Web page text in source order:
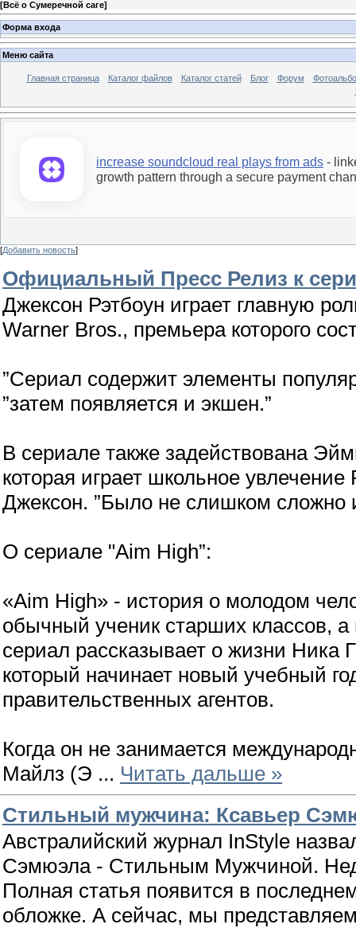
[Всё о Сумеречной саге]
Форма входа
Меню сайта
Главная страница Каталог файлов Каталог статей Блог Форум
increase soundcloud real plays from ads -
growth pattern through a secure payment
[Добавить новость]
Официальный Пресс Релиз к
Джексон Рэтбоун играет главную
Warner Bros., премьера которого
”Сериал содержит элементы
”затем появляется и экшен.”
В сериале также задействована
которая играет школьное
Джексон. ”Было не слишком сложно
О сериале "Aim High”:
«Aim High» - история о молодом
обычный ученик старших классов,
сериал рассказывает о жизни Ника
который начинает новый учебный
правительственных агентов.
Когда он не занимается
Майлз (Э ... Читать дальше »
Стильный мужчина: Ксавьер
Австралийский журнал InStyle
Сэмюэла - Стильным Мужчиной.
Полная статья появится в
обложке. А сейчас, мы